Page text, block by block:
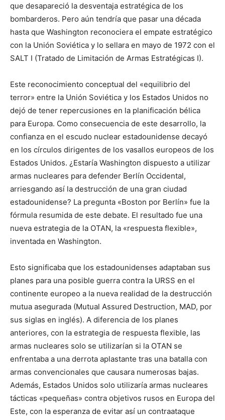
que desapareció la desventaja estratégica de los
bombarderos. Pero aún tendría que pasar una década
hasta que Washington reconociera el empate estratégico
con la Unión Soviética y lo sellara en mayo de 1972 con el
SALT I (Tratado de Limitación de Armas Estratégicas I).
Este reconocimiento conceptual del «equilibrio del
terror» entre la Unión Soviética y los Estados Unidos no
dejó de tener repercusiones en la planificación bélica
para Europa. Como consecuencia de este desarrollo, la
confianza en el escudo nuclear estadounidense decayó
en los círculos dirigentes de los vasallos europeos de los
Estados Unidos. ¿Estaría Washington dispuesto a utilizar
armas nucleares para defender Berlín Occidental,
arriesgando así la destrucción de una gran ciudad
estadounidense? La pregunta «Boston por Berlín» fue la
fórmula resumida de este debate. El resultado fue una
nueva estrategia de la OTAN, la «respuesta flexible»,
inventada en Washington.
Esto significaba que los estadounidenses adaptaban sus
planes para una posible guerra contra la URSS en el
continente europeo a la nueva realidad de la destrucción
mutua asegurada (Mutual Assured Destruction, MAD, por
sus siglas en inglés). A diferencia de los planes
anteriores, con la estrategia de respuesta flexible, las
armas nucleares solo se utilizarían si la OTAN se
enfrentaba a una derrota aplastante tras una batalla con
armas convencionales que causara numerosas bajas.
Además, Estados Unidos solo utilizaría armas nucleares
tácticas «pequeñas» contra objetivos rusos en Europa del
Este, con la esperanza de evitar así un contraataque